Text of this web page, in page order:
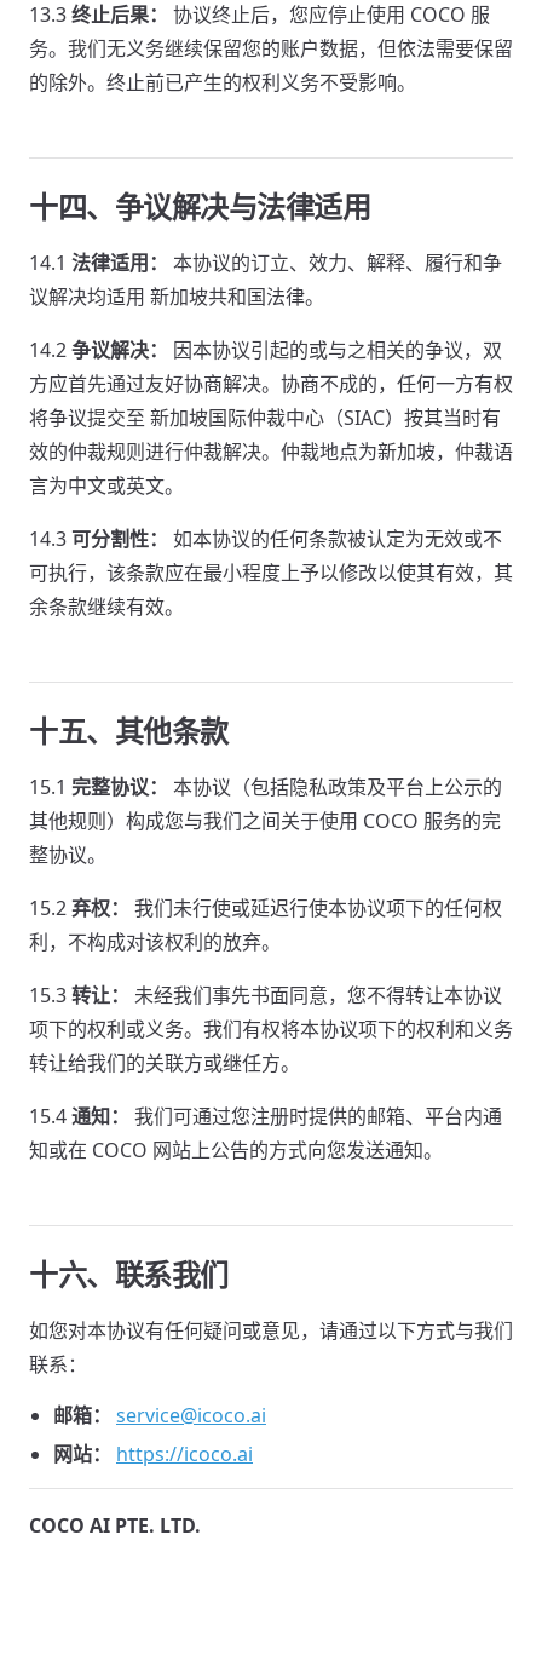
13.3终止后果：
协议终止后，您应停止使用 COCO 服
务。我们无义务继续保留您的账户数据，但依法需要保留
的除外。终止前已产生的权利义务不受影响。
十四、争议解决与法律适用
14.1 法律适用：
本协议的订立、效力、解释、履行和争
议解决均适用 新加坡共和国法律。
14.2争议解决：
因本协议引起的或与之相关的争议，双
方应首先通过友好协商解决。协商不成的，任何一方有权
将争议提交至 新加坡国际仲裁中心（SIAC）按其当时有
效的仲裁规则进行仲裁解决。仲裁地点为新加坡，仲裁语
言为中文或英文。
14.3 可分割性：
如本协议的任何条款被认定为无效或不
可执行，该条款应在最小程度上予以修改以使其有效，其
余条款继续有效。
十五、其他条款
15.1 完整协议：
本协议（包括隐私政策及平台上公示的
其他规则）构成您与我们之间关于使用 COCO 服务的完
整协议。
15.2弃权：
我们未行使或延迟行使本协议项下的任何权
利，不构成对该权利的放弃。
15.3转让：
未经我们事先书面同意，您不得转让本协议
项下的权利或义务。我们有权将本协议项下的权利和义务
转让给我们的关联方或继任方。
15.4通知：
我们可通过您注册时提供的邮箱、平台内通
知或在 COCO 网站上公告的方式向您发送通知。
十六、联系我们
如您对本协议有任何疑问或意见，请通过以下方式与我们
联系：
邮箱：
service@icoco.ai
网站：
https://icoco.ai
COCO AI PTE. LTD.